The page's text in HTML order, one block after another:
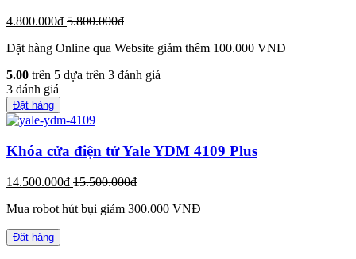
4.800.000đ 5.800.000đ
Đặt hàng Online qua Website giảm thêm 100.000 VNĐ
5.00 trên 5 dựa trên 3 đánh giá
3 đánh giá
Đặt hàng
Khóa cửa điện tử Yale YDM 4109 Plus
14.500.000đ 15.500.000đ
Mua robot hút bụi giảm 300.000 VNĐ
Đặt hàng